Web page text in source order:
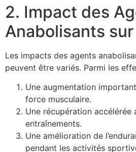
2. Impact des
Anabolisants
Les impacts des agents
peuvent être variés. Parmi les
Une augmentation
force musculaire.
Une récupération accélérée
entraînements.
Une amélioration de
pendant les activités